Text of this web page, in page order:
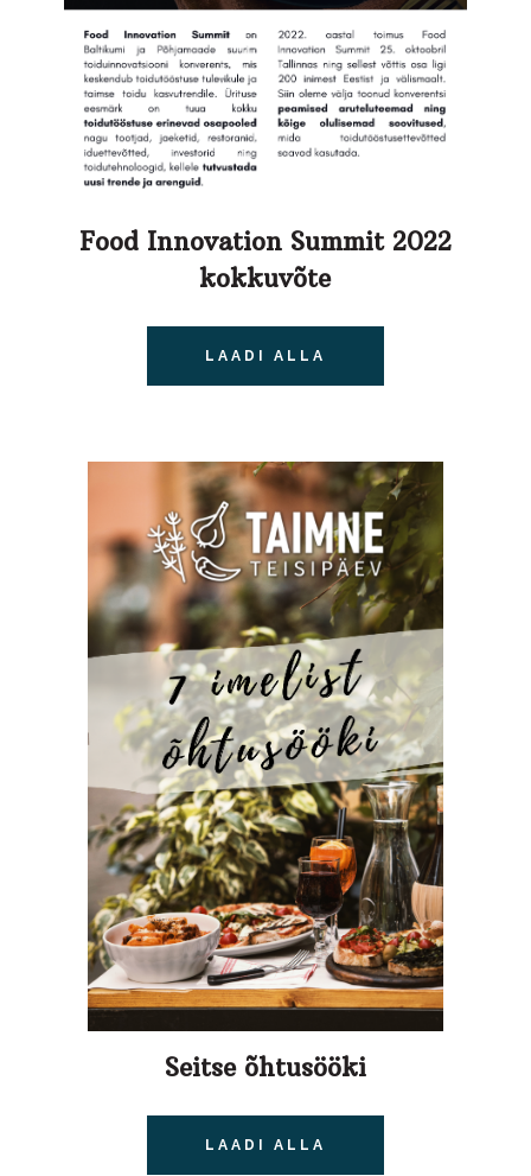
Food Innovation Summit 2022
kokkuvõte
LAADI ALLA
Seitse õhtusööki
LAADI ALLA